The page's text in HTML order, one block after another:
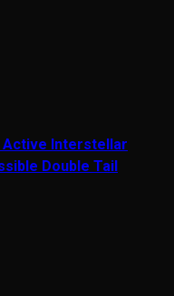
Active Interstellar
Double Tail